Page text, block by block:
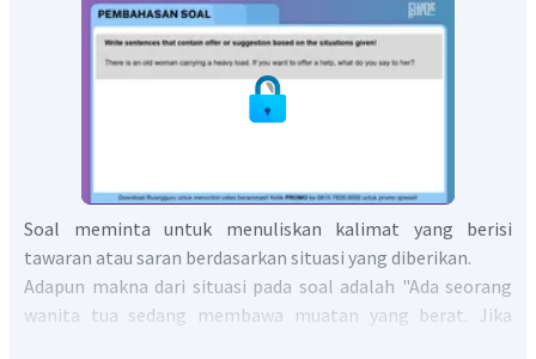
Soal meminta untuk menuliskan kalimat yang berisi
tawaran atau saran berdasarkan situasi yang diberikan.
Adapun makna dari situasi pada soal adalah "Ada seorang
wanita tua sedang membawa muatan yang berat. Jika